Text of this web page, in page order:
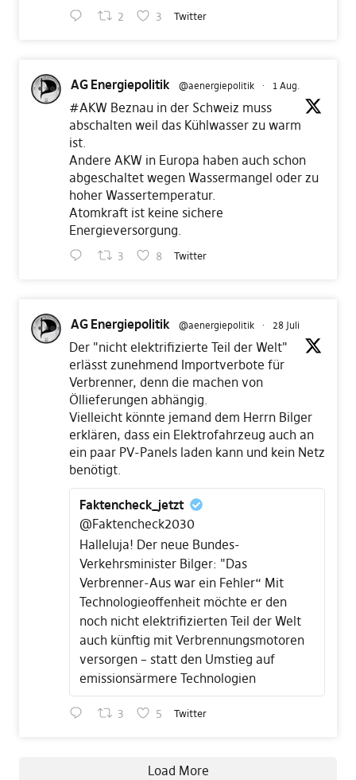
2 3 Twitter
AG Energiepolitik @aenergiepolitik · 1 Aug.
#AKW Beznau in der Schweiz muss
abschalten weil das Kühlwasser zu warm
ist.
Andere AKW in Europa haben auch schon
abgeschaltet wegen Wassermangel oder zu
hoher Wassertemperatur.
Atomkraft ist keine sichere
Energieversorgung.
3 8 Twitter
AG Energiepolitik @aenergiepolitik · 28 Juli
Der "nicht elektrifizierte Teil der Welt"
erlässt zunehmend Importverbote für
Verbrenner, denn die machen von
Öllieferungen abhängig.
Vielleicht könnte jemand dem Herrn Bilger
erklären, dass ein Elektrofahrzeug auch an
ein paar PV-Panels laden kann und kein Netz
benötigt.
Faktencheck_jetzt
@Faktencheck2030
Halleluja! Der neue Bundes-
Verkehrsminister Bilger: "Das
Verbrenner-Aus war ein Fehler“ Mit
Technologieoffenheit möchte er den
noch nicht elektrifizierten Teil der Welt
auch künftig mit Verbrennungsmotoren
versorgen – statt den Umstieg auf
emissionsärmere Technologien
3 5 Twitter
Load More